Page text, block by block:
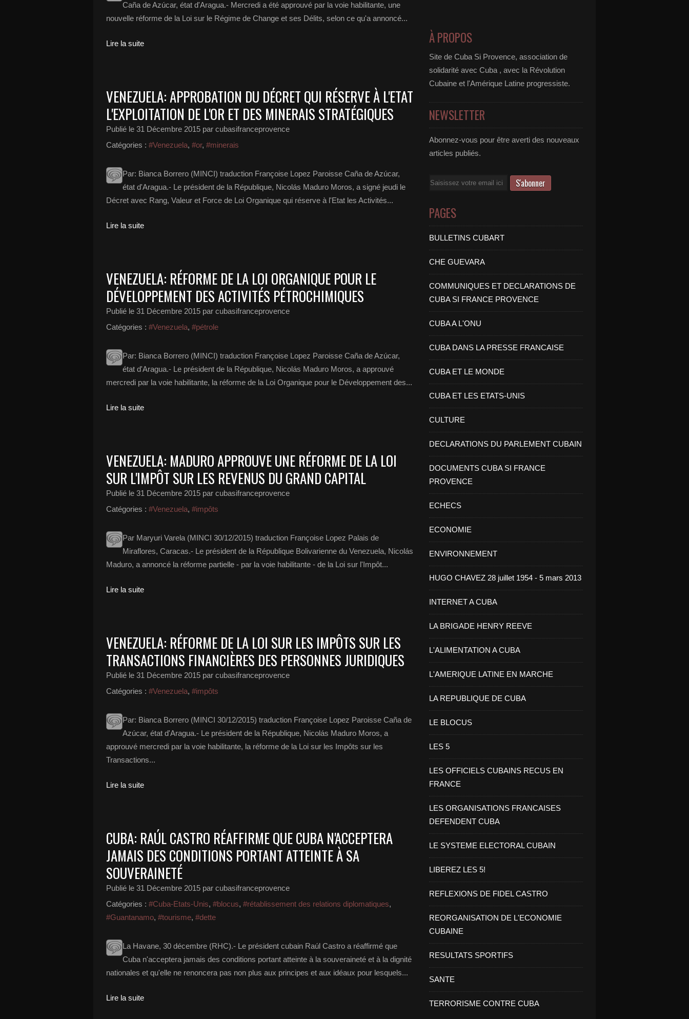
Caña de Azúcar, état d'Aragua.- Mercredi a été approuvé par la voie habilitante, une
nouvelle réforme de la Loi sur le Régime de Change et ses Délits, selon ce qu'a annoncé...
Lire la suite
VENEZUELA: APPROBATION DU DÉCRET QUI RÉSERVE À L'ETAT
L'EXPLOITATION DE L'OR ET DES MINERAIS STRATÉGIQUES
Publié le 31 Décembre 2015 par cubasifranceprovence
Catégories : #Venezuela, #or, #minerais
Par: Bianca Borrero (MINCI) traduction Françoise Lopez Paroisse Caña de Azúcar,
état d'Aragua.- Le président de la République, Nicolás Maduro Moros, a signé jeudi le
Décret avec Rang, Valeur et Force de Loi Organique qui réserve à l'Etat les Activités...
Lire la suite
VENEZUELA: RÉFORME DE LA LOI ORGANIQUE POUR LE
DÉVELOPPEMENT DES ACTIVITÉS PÉTROCHIMIQUES
Publié le 31 Décembre 2015 par cubasifranceprovence
Catégories : #Venezuela, #pétrole
Par: Bianca Borrero (MINCI) traduction Françoise Lopez Paroisse Caña de Azúcar,
état d'Aragua.- Le président de la République, Nicolás Maduro Moros, a approuvé
mercredi par la voie habilitante, la réforme de la Loi Organique pour le Développement des...
Lire la suite
VENEZUELA: MADURO APPROUVE UNE RÉFORME DE LA LOI
SUR L'IMPÔT SUR LES REVENUS DU GRAND CAPITAL
Publié le 31 Décembre 2015 par cubasifranceprovence
Catégories : #Venezuela, #impôts
Par Maryuri Varela (MINCI 30/12/2015) traduction Françoise Lopez Palais de
Miraflores, Caracas.- Le président de la République Bolivarienne du Venezuela, Nicolás
Maduro, a annoncé la réforme partielle - par la voie habilitante - de la Loi sur l'Impôt...
Lire la suite
VENEZUELA: RÉFORME DE LA LOI SUR LES IMPÔTS SUR LES
TRANSACTIONS FINANCIÈRES DES PERSONNES JURIDIQUES
Publié le 31 Décembre 2015 par cubasifranceprovence
Catégories : #Venezuela, #impôts
Par: Bianca Borrero (MINCI 30/12/2015) traduction Françoise Lopez Paroisse Caña de
Azúcar, état d'Aragua.- Le président de la République, Nicolás Maduro Moros, a
approuvé mercredi par la voie habilitante, la réforme de la Loi sur les Impôts sur les
Transactions...
Lire la suite
CUBA: RAÚL CASTRO RÉAFFIRME QUE CUBA N'ACCEPTERA
JAMAIS DES CONDITIONS PORTANT ATTEINTE À SA
SOUVERAINETÉ
Publié le 31 Décembre 2015 par cubasifranceprovence
Catégories : #Cuba-Etats-Unis, #blocus, #rétablissement des relations diplomatiques,
#Guantanamo, #tourisme, #dette
La Havane, 30 décembre (RHC).- Le président cubain Raúl Castro a réaffirmé que
Cuba n'acceptera jamais des conditions portant atteinte à la souveraineté et à la dignité
nationales et qu'elle ne renoncera pas non plus aux principes et aux idéaux pour lesquels...
Lire la suite
À PROPOS
Site de Cuba Si Provence, association de
solidarité avec Cuba , avec la Révolution
Cubaine et l'Amérique Latine progressiste.
NEWSLETTER
Abonnez-vous pour être averti des nouveaux
articles publiés.
Email
PAGES
BULLETINS CUBART
CHE GUEVARA
COMMUNIQUES ET DECLARATIONS DE
CUBA SI FRANCE PROVENCE
CUBA A L'ONU
CUBA DANS LA PRESSE FRANCAISE
CUBA ET LE MONDE
CUBA ET LES ETATS-UNIS
CULTURE
DECLARATIONS DU PARLEMENT CUBAIN
DOCUMENTS CUBA SI FRANCE
PROVENCE
ECHECS
ECONOMIE
ENVIRONNEMENT
HUGO CHAVEZ 28 juillet 1954 - 5 mars 2013
INTERNET A CUBA
LA BRIGADE HENRY REEVE
L'ALIMENTATION A CUBA
L'AMERIQUE LATINE EN MARCHE
LA REPUBLIQUE DE CUBA
LE BLOCUS
LES 5
LES OFFICIELS CUBAINS RECUS EN
FRANCE
LES ORGANISATIONS FRANCAISES
DEFENDENT CUBA
LE SYSTEME ELECTORAL CUBAIN
LIBEREZ LES 5!
REFLEXIONS DE FIDEL CASTRO
REORGANISATION DE L'ECONOMIE
CUBAINE
RESULTATS SPORTIFS
SANTE
TERRORISME CONTRE CUBA